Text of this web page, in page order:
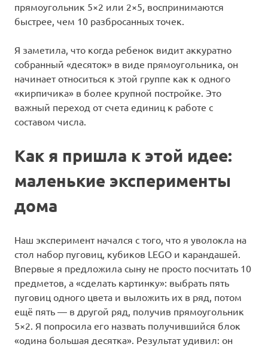
прямоугольник 5×2 или 2×5, воспринимаются
быстрее, чем 10 разбросанных точек.
Я заметила, что когда ребенок видит аккуратно
собранный «десяток» в виде прямоугольника, он
начинает относиться к этой группе как к одного
«кирпичика» в более крупной постройке. Это
важный переход от счета единиц к работе с
составом числа.
Как я пришла к этой идее:
маленькие эксперименты
дома
Наш эксперимент начался с того, что я уволокла на
стол набор пуговиц, кубиков LEGO и карандашей.
Впервые я предложила сыну не просто посчитать 10
предметов, а «сделать картинку»: выбрать пять
пуговиц одного цвета и выложить их в ряд, потом
ещё пять — в другой ряд, получив прямоугольник
5×2. Я попросила его назвать получившийся блок
«одина большая десятка». Результат удивил: он